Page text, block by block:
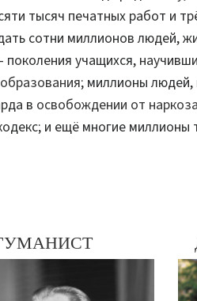
тысяч печатных работ и
сотни миллионов людей,
учащихся,
; миллионы
в освобождении от
и ещё многие миллионы